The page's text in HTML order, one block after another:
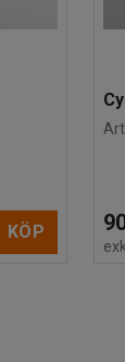
KÖP